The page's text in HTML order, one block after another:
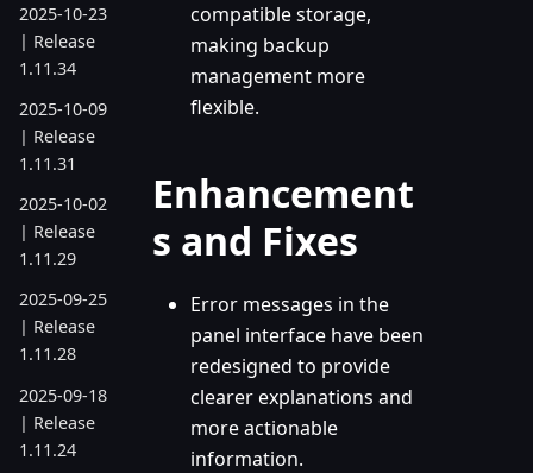
2025-10-23
| Release
1.11.34
2025-10-09
| Release
1.11.31
2025-10-02
| Release
1.11.29
2025-09-25
| Release
1.11.28
2025-09-18
| Release
1.11.24
compatible storage,
making backup
management more
flexible.
Enhancement
s and Fixes
Error messages in the
panel interface have been
redesigned to provide
clearer explanations and
more actionable
information.